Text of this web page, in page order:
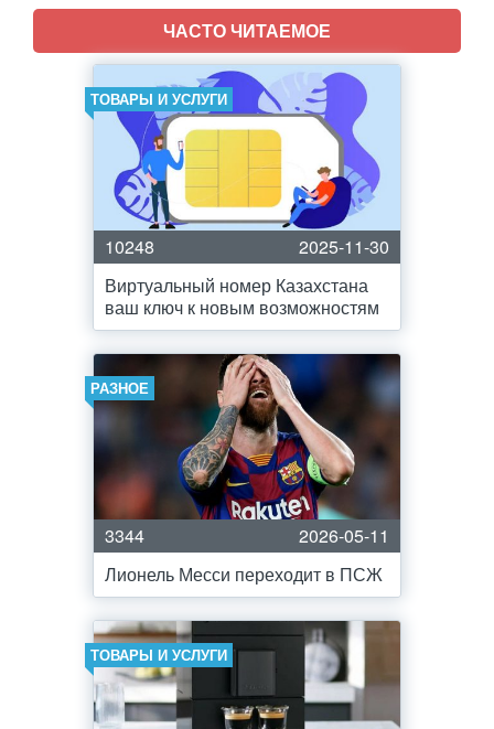
ЧАСТО ЧИТАЕМОЕ
ТОВАРЫ И УСЛУГИ
10248
2025-11-30
Виртуальный номер Казахстана
ваш ключ к новым возможностям
РАЗНОЕ
3344
2026-05-11
Лионель Месси переходит в ПСЖ
ТОВАРЫ И УСЛУГИ